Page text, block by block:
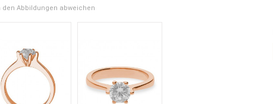
den Abbildungen abweichen